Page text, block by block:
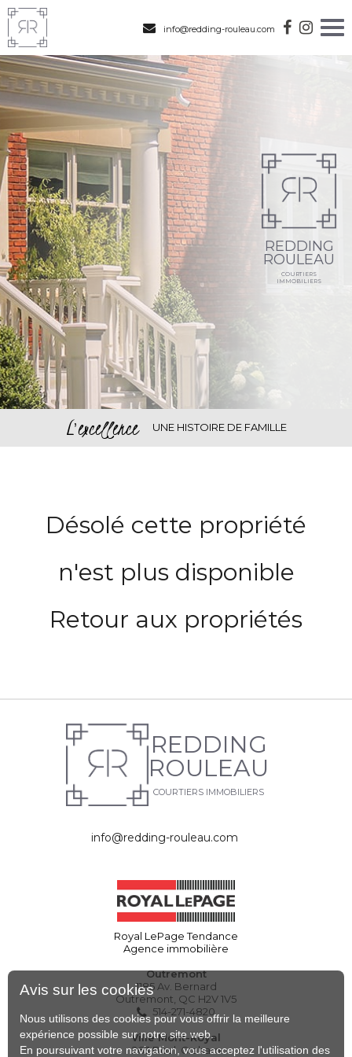
info@redding-rouleau.com
REDDING
ROULEAU
COURTIERS
IMMOBILIERS
L'excellence UNE HISTOIRE DE FAMILLE
Désolé cette propriété
n'est plus disponible
Retour aux propriétés
REDDING
ROULEAU
COURTIERS IMMOBILIERS
info@redding-rouleau.com
Royal LePage Tendance
Agence immobilière
Outremont
1185 Av. Bernard
Outremont, QC H2V 1V5
514-271-4820
Ville Mont-Royal
263 Boul. Graham
Avis sur les cookies
Nous utilisons des cookies pour vous offrir la meilleure
expérience possible sur notre site web.
En poursuivant votre navigation, vous acceptez l'utilisation des